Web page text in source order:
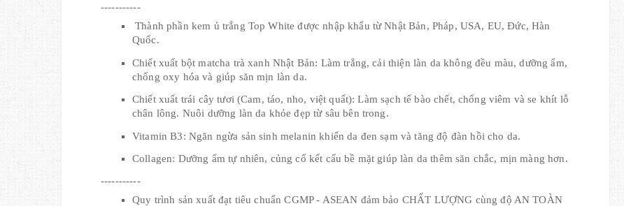
-----------
Thành phần kem ủ trắng Top White được nhập khẩu từ Nhật Bản, Pháp, USA, EU, Đức, Hàn
Quốc.
Chiết xuất bột matcha trà xanh Nhật Bản: Làm trắng, cải thiện làn da không đều màu, dưỡng ẩm,
chống oxy hóa và giúp săn mịn làn da.
Chiết xuất trái cây tươi (Cam, táo, nho, việt quất): Làm sạch tế bào chết, chống viêm và se khít lỗ
chân lông. Nuôi dưỡng làn da khỏe đẹp từ sâu bên trong.
Vitamin B3: Ngăn ngừa sản sinh melanin khiến da đen sạm và tăng độ đàn hồi cho da.
Collagen: Dưỡng ẩm tự nhiên, củng cố kết cấu bề mặt giúp làn da thêm săn chắc, mịn màng hơn.
-----------
Quy trình sản xuất đạt tiêu chuẩn CGMP - ASEAN đảm bảo CHẤT LƯỢNG cùng độ AN TOÀN